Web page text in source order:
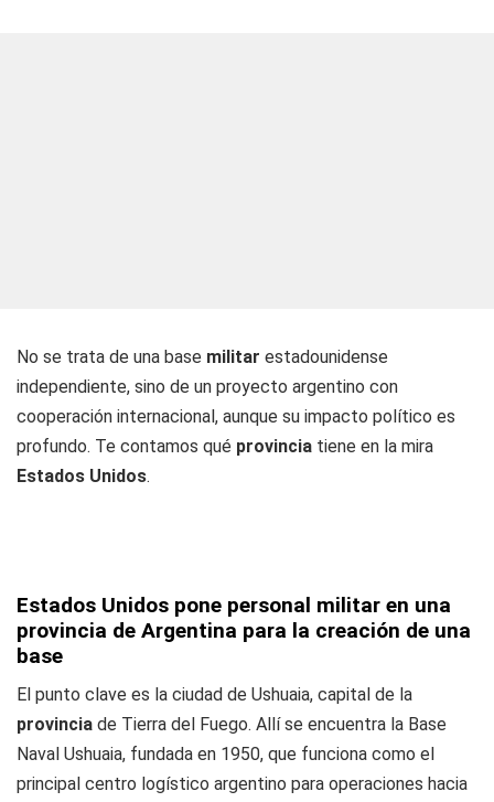
No se trata de una base militar estadounidense
independiente, sino de un proyecto argentino con
cooperación internacional, aunque su impacto político es
profundo. Te contamos qué provincia tiene en la mira
Estados Unidos.
Estados Unidos pone personal militar en una
provincia de Argentina para la creación de una
base
El punto clave es la ciudad de Ushuaia, capital de la
provincia de Tierra del Fuego. Allí se encuentra la Base
Naval Ushuaia, fundada en 1950, que funciona como el
principal centro logístico argentino para operaciones hacia